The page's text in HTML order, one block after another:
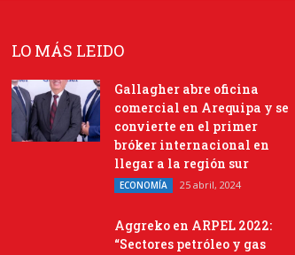
LO MÁS LEIDO
Gallagher abre oficina
comercial en Arequipa y se
convierte en el primer
bróker internacional en
llegar a la región sur
ECONOMÍA 25 abril, 2024
Aggreko en ARPEL 2022:
“Sectores petróleo y gas